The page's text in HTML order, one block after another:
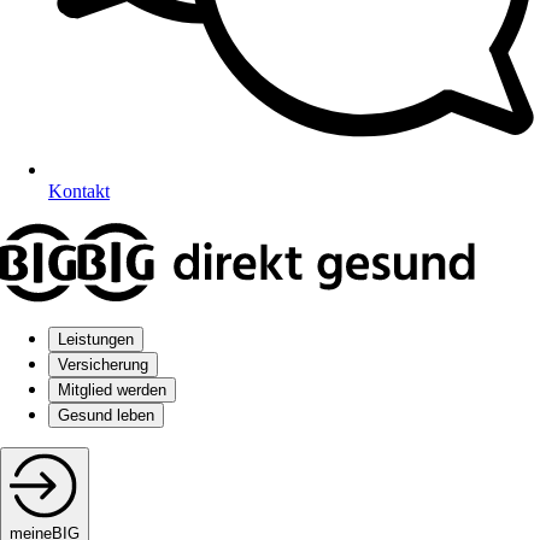
Kontakt
Leistungen
Versicherung
Mitglied werden
Gesund leben
meineBIG